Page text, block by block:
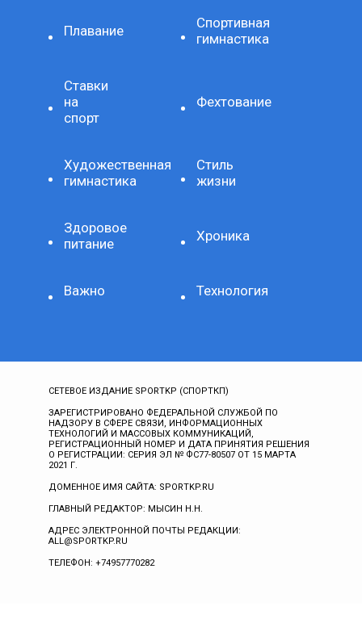
Плавание
Спортивная
гимнастика
Ставки
на
спорт
Фехтование
Художественная
гимнастика
Стиль
жизни
Здоровое
питание
Хроника
Важно Технология
СЕТЕВОЕ ИЗДАНИЕ SPORTKP (СПОРТКП)
ЗАРЕГИСТРИРОВАНО ФЕДЕРАЛЬНОЙ СЛУЖБОЙ ПО
НАДЗОРУ В СФЕРЕ СВЯЗИ, ИНФОРМАЦИОННЫХ
ТЕХНОЛОГИЙ И МАССОВЫХ КОММУНИКАЦИЙ,
РЕГИСТРАЦИОННЫЙ НОМЕР И ДАТА ПРИНЯТИЯ РЕШЕНИЯ
О РЕГИСТРАЦИИ: СЕРИЯ ЭЛ № ФС77-80507 ОТ 15 МАРТА
2021 Г.
ДОМЕННОЕ ИМЯ САЙТА: SPORTKP.RU
ГЛАВНЫЙ РЕДАКТОР: МЫСИН Н.Н.
АДРЕС ЭЛЕКТРОННОЙ ПОЧТЫ РЕДАКЦИИ:
ALL@SPORTKP.RU
ТЕЛЕФОН: +74957770282